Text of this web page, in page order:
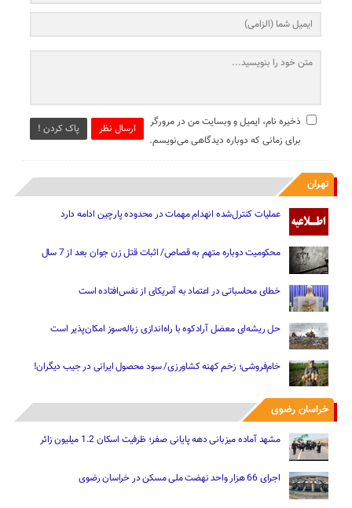
ارسال نظر پاک کردن !
ذخیره نام، ایمیل و وبسایت من در مرورگر
برای زمانی که دوباره دیدگاهی می‌نویسم.
تهران
عملیات کنترل‌شده انهدام مهمات در محدوده پارچین ادامه دارد
محکومیت دوباره متهم به قصاص/ اثبات قتل زن جوان بعد از 7 سال
خطای محاسباتی در اعتماد به آمریکای از نفس‌افتاده است
حل ریشه‌ای معضل آرادکوه با راه‌اندازی زباله‌سوز امکان‌پذیر است
خام‌فروشی؛ زخم کهنه کشاورزی/ سود محصول ایرانی در جیب دیگران!
خراسان رضوی
مشهد آماده میزبانی دهه پایانی صفر؛ ظرفیت اسکان 1.2 میلیون زائر
اجرای 66 هزار واحد نهضت ملی مسکن در خراسان رضوی